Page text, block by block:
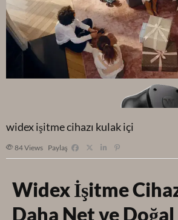
widex işitme cihazı kulak içi
84Views Paylaş
Widex İşitme
Daha Net ve